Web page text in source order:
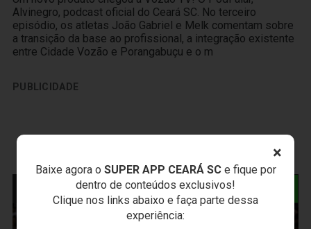
×
Baixe agora o SUPER APP CEARÁ SCe fique por
dentro de conteúdos exclusivos!
Clique nos links abaixo e faça parte dessa
experiência:
Alvinegro, podcast oficial do Ceará SC. No terceiro
episódio, os atletas João Gabriel e Melk comentam sobre
a transição da base ao profissional, a integração existente
entre Cidade Vozão e Porangabuçu e o m
PUBLICIDADE
NOTÍCIAS RELACIONADAS